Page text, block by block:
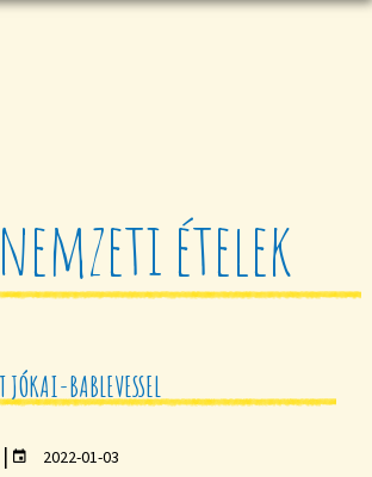
ételek
JÓKAI-BABLEVESSEL
| 2022-01-03